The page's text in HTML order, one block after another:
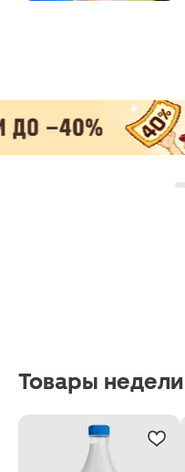
Товары недели